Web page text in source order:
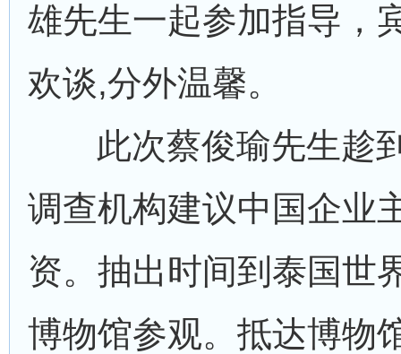
雄先生一起参加指导，
欢谈,分外温馨。
此次蔡俊瑜先生趁
调查机构建议中国企业
资。抽出时间到泰国世
博物馆参观。抵达博物